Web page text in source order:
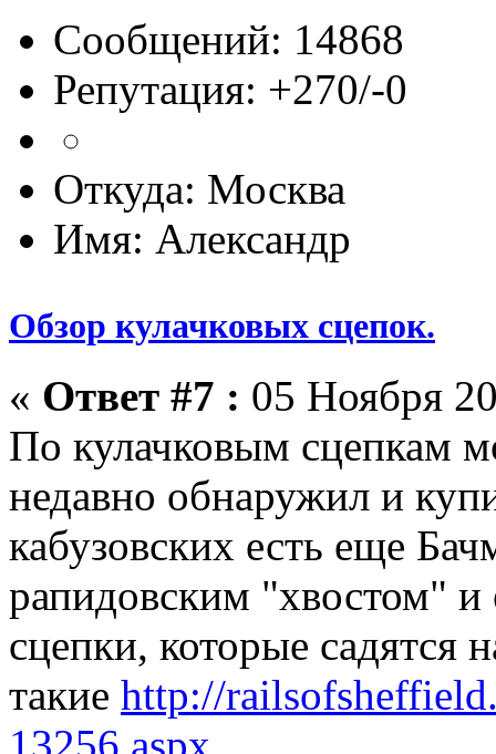
Сообщений: 14868
Репутация: +270/-0
Откуда: Москва
Имя: Александр
Обзор кулачковых сцепок.
« Ответ #7 : 05 Ноября
По кулачковым сцепкам
недавно обнаружил и
кабузовских есть еще
рапидовским "хвостом" и
сцепки, которые
такие http://